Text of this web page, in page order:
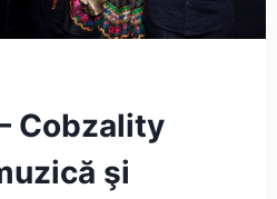
Cobzality
şi